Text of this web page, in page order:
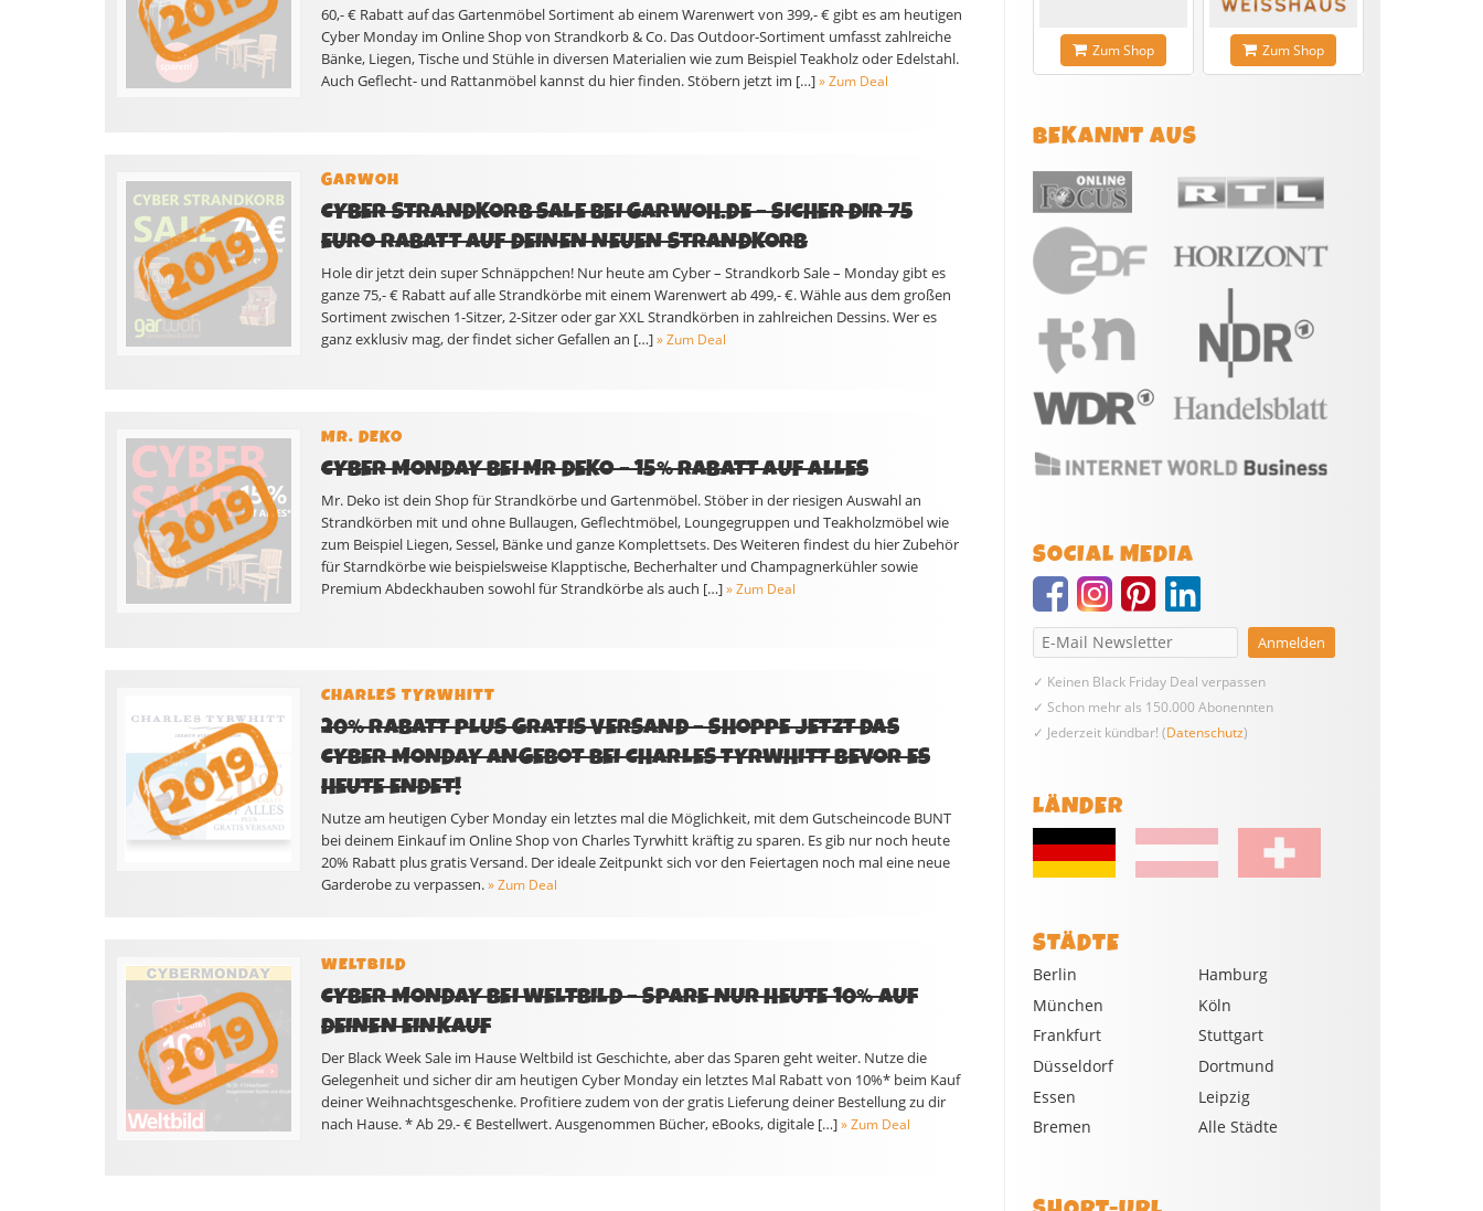
60,- € Rabatt auf das Gartenmöbel Sortiment ab einem Warenwert von 399,- € gibt es am heutigen
Cyber Monday im Online Shop von Strandkorb & Co. Das Outdoor-Sortiment umfasst zahlreiche
Bänke, Liegen, Tische und Stühle in diversen Materialien wie zum Beispiel Teakholz oder Edelstahl.
Auch Geflecht- und Rattanmöbel kannst du hier finden. Stöbern jetzt im […] » Zum Deal
GARWOH
CYBER STRANDKORB SALE BEI GARWOH.DE – SICHER DIR 75
EURO RABATT AUF DEINEN NEUEN STRANDKORB
Hole dir jetzt dein super Schnäppchen! Nur heute am Cyber – Strandkorb Sale – Monday gibt es
ganze 75,- € Rabatt auf alle Strandkörbe mit einem Warenwert ab 499,- €. Wähle aus dem großen
Sortiment zwischen 1-Sitzer, 2-Sitzer oder gar XXL Strandkörben in zahlreichen Dessins. Wer es
ganz exklusiv mag, der findet sicher Gefallen an […] » Zum Deal
MR. DEKO
CYBER MONDAY BEI MR DEKO – 15% RABATT AUF ALLES
Mr. Deko ist dein Shop für Strandkörbe und Gartenmöbel. Stöber in der riesigen Auswahl an
Strandkörben mit und ohne Bullaugen, Geflechtmöbel, Loungegruppen und Teakholzmöbel wie
zum Beispiel Liegen, Sessel, Bänke und ganze Komplettsets. Des Weiteren findest du hier Zubehör
für Starndkörbe wie beispielsweise Klapptische, Becherhalter und Champagnerkühler sowie
Premium Abdeckhauben sowohl für Strandkörbe als auch […] » Zum Deal
CHARLES TYRWHITT
20% RABATT PLUS GRATIS VERSAND – SHOPPE JETZT DAS
CYBER MONDAY ANGEBOT BEI CHARLES TYRWHITT BEVOR ES
HEUTE ENDET!
Nutze am heutigen Cyber Monday ein letztes mal die Möglichkeit, mit dem Gutscheincode BUNT
bei deinem Einkauf im Online Shop von Charles Tyrwhitt kräftig zu sparen. Es gib nur noch heute
20% Rabatt plus gratis Versand. Der ideale Zeitpunkt sich vor den Feiertagen noch mal eine neue
Garderobe zu verpassen. » Zum Deal
WELTBILD
CYBER MONDAY BEI WELTBILD – SPARE NUR HEUTE 10% AUF
DEINEN EINKAUF
Der Black Week Sale im Hause Weltbild ist Geschichte, aber das Sparen geht weiter. Nutze die
Gelegenheit und sicher dir am heutigen Cyber Monday ein letztes Mal Rabatt von 10%* beim Kauf
deiner Weihnachtsgeschenke. Profitiere zudem von der gratis Lieferung deiner Bestellung zu dir
nach Hause. * Ab 29.- € Bestellwert. Ausgenommen Bücher, eBooks, digitale […] » Zum Deal
Zum Shop Zum Shop
BEKANNT AUS
SOCIAL MEDIA
✓ Keinen Black Friday Deal verpassen
✓ Schon mehr als 150.000 Abonennten
✓ Jederzeit kündbar! (Datenschutz)
LÄNDER
STÄDTE
Berlin
Hamburg
München
Köln
Frankfurt
Stuttgart
Düsseldorf
Dortmund
Essen
Leipzig
Bremen
Alle Städte